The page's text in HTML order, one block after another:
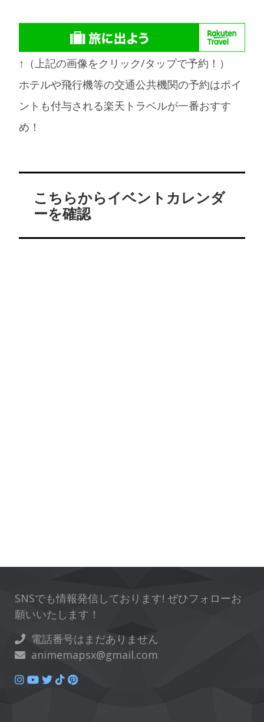
↑（上記の画像をクリック/タップで予約！）
ホテルや飛行機等の交通公共機関の予約はポイ
ントも付与される楽天トラベルが一番おすす
め！
こちらからイベントカレンダ
ーを確認
SNSでも情報発信しております! ぜひフォローお
願いいたします！
電話番号はまだありません
animemapsx@gmail.com